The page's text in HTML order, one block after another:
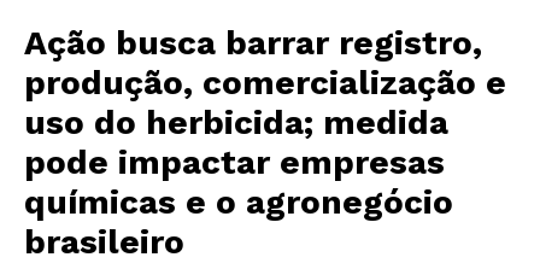
Ação busca barrar registro,
produção, comercialização e
uso do herbicida; medida
pode impactar empresas
químicas e o agronegócio
brasileiro